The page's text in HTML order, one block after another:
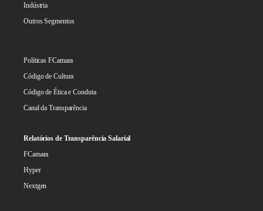
Indústria
Outros Segmentos
Políticas FCamara
Código de Cultura
Código de Ética e Conduta
Canal da Transparência
Relatórios de Transparência Salarial
FCamara
Hyper
Nextgen